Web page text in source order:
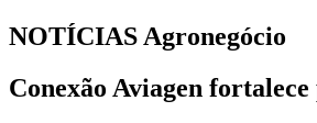
NOTÍCIAS Agronegócio
Conexão Aviagen